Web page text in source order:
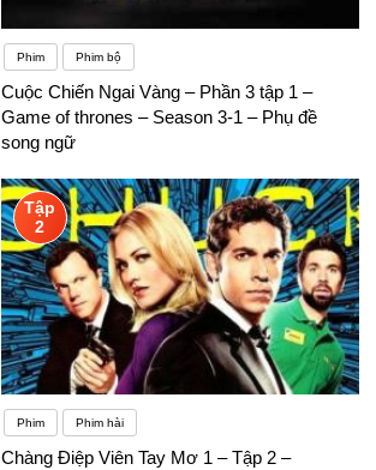
Phim Phim bộ
Cuộc Chiến Ngai Vàng – Phần 3 tập 1 –
Game of thrones – Season 3-1 – Phụ đề
song ngữ
Tập
2
Phim Phim hài
Chàng Điệp Viên Tay Mơ 1 – Tập 2 –